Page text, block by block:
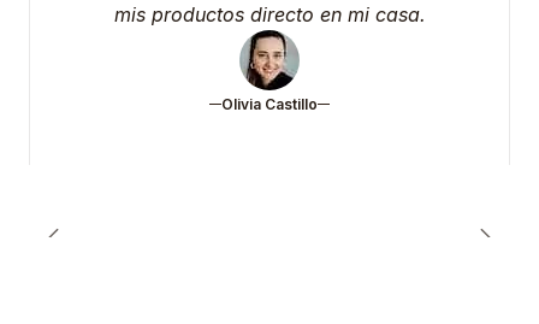
mis productos directo en mi casa.
Olivia Castillo